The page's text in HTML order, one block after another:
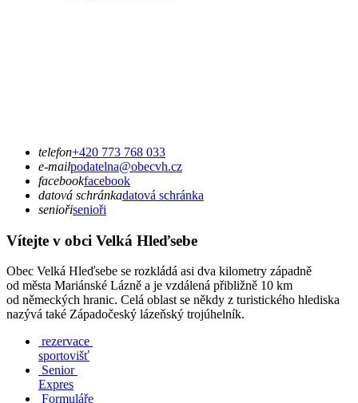
telefon+420 773 768 033
e-mailpodatelna@obecvh.cz
facebookfacebook
datová schránkadatová schránka
seniořisenioři
Vítejte v obci Velká Hleďsebe
Obec Velká Hleďsebe se rozkládá asi dva kilometry západně
od města Mariánské Lázně a je vzdálená přibližně 10 km
od německých hranic. Celá oblast se někdy z turistického hlediska
nazývá také Západočeský lázeňský trojúhelník.
rezervace
sportovišť
Senior
Expres
Formuláře